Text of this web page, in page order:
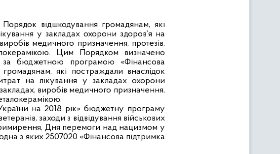
Порядок відшкодування громадянам, які
у закладах охорони здоров’я на
медичного призначення, протезів,
Цим Порядком визначено
за бюджетною програмою «Фінансова
громадянам, які постраждали внаслідок
на лікування у закладах охорони
виробів медичного призначення,
.
на 2018 рік» бюджетну програму
заходи з відвідування військових
примирення, Дня перемоги над нацизмом у
з яких 2507020 «Фінансова підтримка